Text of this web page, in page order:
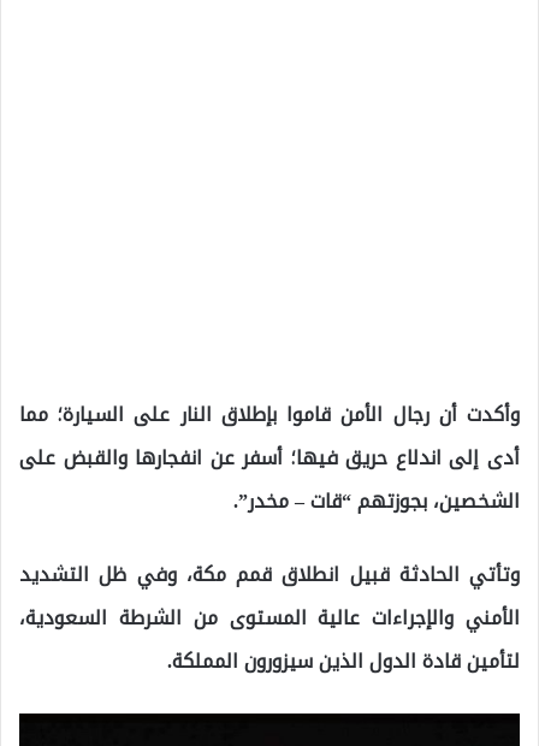
وأكدت أن رجال الأمن قاموا بإطلاق النار على السيارة؛ مما
أدى إلى اندلاع حريق فيها؛ أسفر عن انفجارها والقبض على
الشخصين، بجوزتهم “قات – مخدر”.
وتأتي الحادثة قبيل انطلاق قمم مكة، وفي ظل التشديد
الأمني والإجراءات عالية المستوى من الشرطة السعودية،
لتأمين قادة الدول الذين سيزورون المملكة.